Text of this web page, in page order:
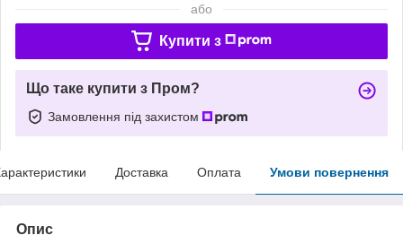
або
Купити з
Що таке купити з Пром?
Замовлення під захистом
Доставка Оплата Умови повернення
Опис